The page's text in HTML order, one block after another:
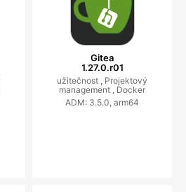
Gitea
1.27.0.r01
užitečnost , Projektový
management , Docker
ADM: 3.5.0, arm64